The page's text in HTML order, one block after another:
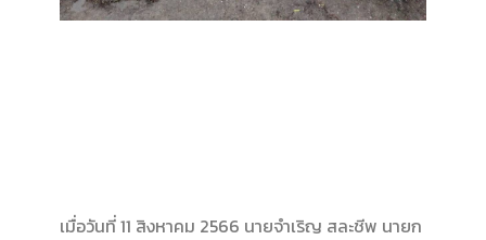
เมื่อวันที่ 11 สิงหาคม 2566 นายจำเริญ สละชีพ นายก